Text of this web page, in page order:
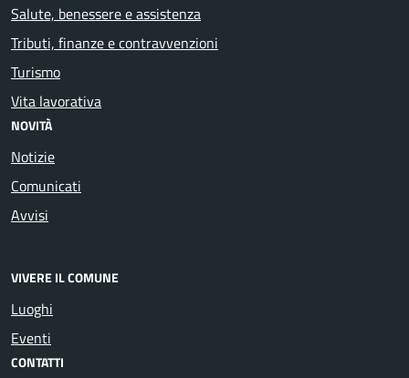
Salute, benessere e assistenza
Tributi, finanze e contravvenzioni
Turismo
Vita lavorativa
NOVITÀ
Notizie
Comunicati
Avvisi
VIVERE IL COMUNE
Luoghi
Eventi
CONTATTI